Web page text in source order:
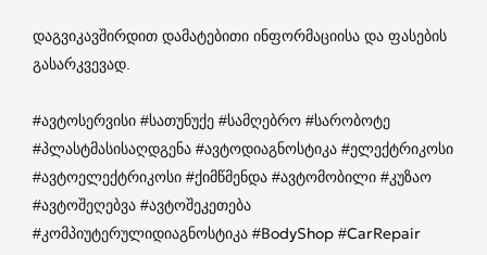
დაგვიკავშირდით დამატებითი ინფორმაციისა და ფასების
გასარკვევად.
#ავტოსერვისი #სათუნუქე #სამღებრო #სარობოტე
#პლასტმასისაღდგენა #ავტოდიაგნოსტიკა #ელექტრიკოსი
#ავტოელექტრიკოსი #ქიმწმენდა #ავტომობილი #კუზაო
#ავტოშეღებვა #ავტოშეკეთება
#კომპიუტერულიდიაგნოსტიკა #BodyShop #CarRepair